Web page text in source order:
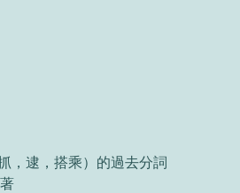
，逮，搭乘）的過去分詞